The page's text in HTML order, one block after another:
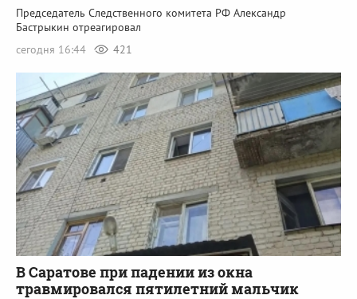
Председатель Следственного комитета РФ Александр
Бастрыкин отреагировал
сегодня 16:44
421
В Саратове при падении из окна
травмировался пятилетний мальчик